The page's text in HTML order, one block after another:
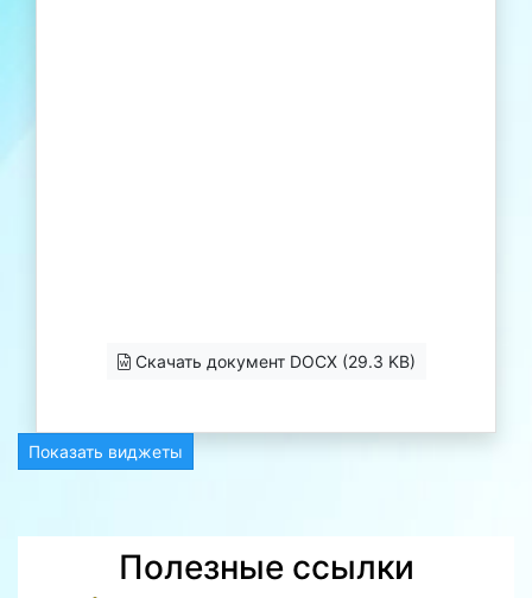
Скачать документ DOCX (29.3 KB)
Показать виджеты
Полезные ссылки